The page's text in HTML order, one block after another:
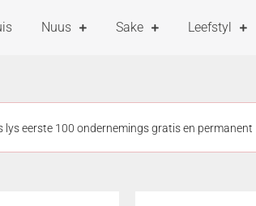
Nuus Sake Leefstyl
lys eerste 100 ondernemings gratis en permanent